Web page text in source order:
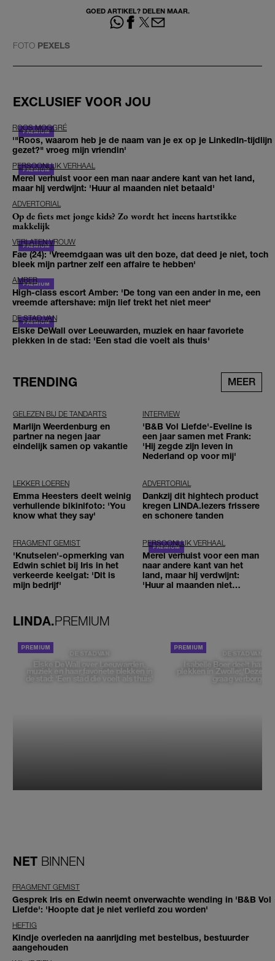
GOED ARTIKEL? DELEN MAAR.
FOTO PEXELS
EXCLUSIEF VOOR JOU
ROOS MOGGRÉ
'"Roos, waarom heb je de naam van je ex op je LinkedIn-tijdlijn
gezet?" vroeg mijn vriendin'
PERSOONLIJK VERHAAL
Merel verhuist voor een man naar andere kant van het land,
maar hij verdwijnt: 'Huur al maanden niet betaald'
ADVERTORIAL
Op de fiets met jonge kids? Zo wordt het ineens hartstikke
makkelijk
VERLATEN VROUW
Fae (24): 'Vreemdgaan was uit den boze, dat deed je niet, toch
bleek mijn partner zelf een affaire te hebben'
AMBER
High-class escort Amber: 'De tong van een ander in me, een
vreemde aftershave: mijn lief trekt het niet meer'
DE STAD VAN
Elske DeWall over Leeuwarden, muziek en haar favoriete
plekken in de stad: 'Een stad die voelt als thuis'
TRENDING MEER
GELEZEN BIJ DE TANDARTS
Marlijn Weerdenburg en
partner na negen jaar
eindelijk samen op vakantie
INTERVIEW
'B&B Vol Liefde'-Eveline is
een jaar samen met Frank:
'Hij zegde zijn leven in
Nederland op voor mij'
LEKKER LOEREN
Emma Heesters deelt weinig
verhullende bikinifoto: 'You
know what they say'
ADVERTORIAL
Dankzij dit hightech product
kregen LINDA.lezers frissere
en schonere tanden
FRAGMENT GEMIST
'Knutselen'-opmerking van
Edwin schiet bij Iris in het
verkeerde keelgat: 'Dit is
mijn bedrijf'
PERSOONLIJK VERHAAL
Merel verhuist voor een man
naar andere kant van het
land, maar hij verdwijnt:
'Huur al maanden niet
LINDA.PREMIUM
DE STAD VAN
Elske DeWall over Leeuwarden,
muziek en haar favoriete plekken in
de stad: 'Een stad die voelt als thuis'
DE STAD VAN
Isabelle Boer deelt haar
plekken in Zwolle: 'Deze
graag verborgen'
NET BINNEN
FRAGMENT GEMIST
Gesprek Iris en Edwin neemt onverwachte wending in 'B&B Vol
Liefde': 'Hoopte dat je niet verliefd zou worden'
HEFTIG
Kindje overleden na aanrijding met bestelbus, bestuurder
aangehouden